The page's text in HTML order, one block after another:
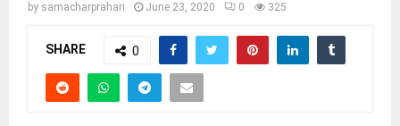
by samacharprahari June 23, 2020 0 325
SHARE 0